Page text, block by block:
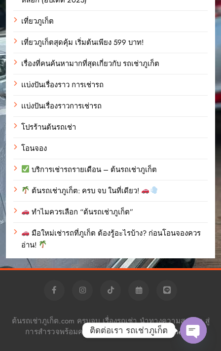
เที่ยวภูเก็ต
เที่ยวภูเก็ตสุดคุ้ม เริ่มต้นเพียง 599 บาท!
เรื่องที่คนค้นหามากที่สุดเกี่ยวกับ รถเช่าภูเก็ต
เเบ่งปันเรื่องราว การเช่ารถ
เเบ่งปันเรื่องราวการเช่ารถ
โปรร้านต้นรถเช่า
โอนจอง
บริการเช่ารถรายเดือน – ต้นรถเช่าภูเก็ต
ต้นรถเช่าภูเก็ต: ครบ จบ ในที่เดียว!
ทำไมควรเลือก “ต้นรถเช่าภูเก็ต”
มือใหม่เช่ารถที่ภูเก็ต ต้องรู้อะไรบ้าง? ก่อนโอนจองควร
อ่าน!
ต้นรถเช่าภูเก็ต.com ครบจบ เรื่องรถเช่า นำทางความสะดวก สู่
การสำรวจพร้อมความอิสระ Powered ByBlazeThemes.
ติดต่อเรา รถเช่าภูเก็ต